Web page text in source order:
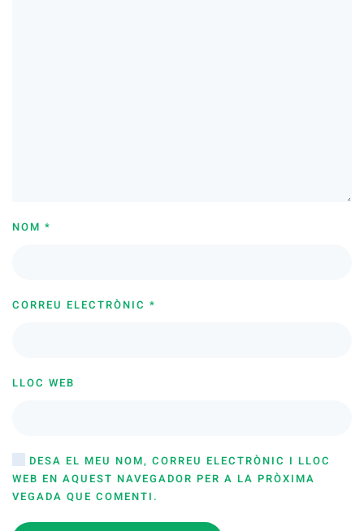
NOM *
CORREU ELECTRÒNIC *
LLOC WEB
DESA EL MEU NOM, CORREU ELECTRÒNIC I LLOC
WEB EN AQUEST NAVEGADOR PER A LA PRÒXIMA
VEGADA QUE COMENTI.